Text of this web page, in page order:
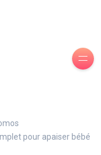
pour apaiser bébé